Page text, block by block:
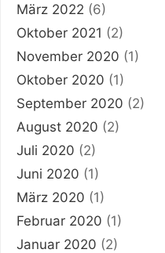
März 2022 (6)
Oktober 2021 (2)
November 2020 (1)
Oktober 2020 (1)
September 2020 (2)
August 2020 (2)
Juli 2020 (2)
Juni 2020 (1)
März 2020 (1)
Februar 2020 (1)
Januar 2020 (2)